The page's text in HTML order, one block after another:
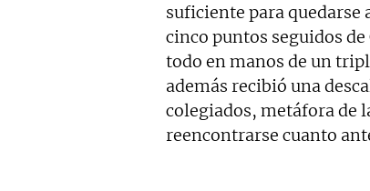
suficiente para quedarse
cinco puntos seguidos
todo en manos de un
además recibió una
colegiados, metáfora de
reencontrarse cuanto